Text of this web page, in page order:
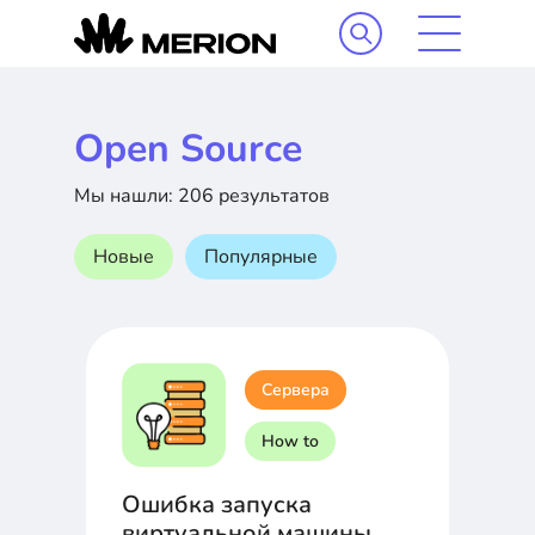
Open Source
Мы нашли: 206 результатов
Новые Популярные
Сервера
How to
Ошибка запуска